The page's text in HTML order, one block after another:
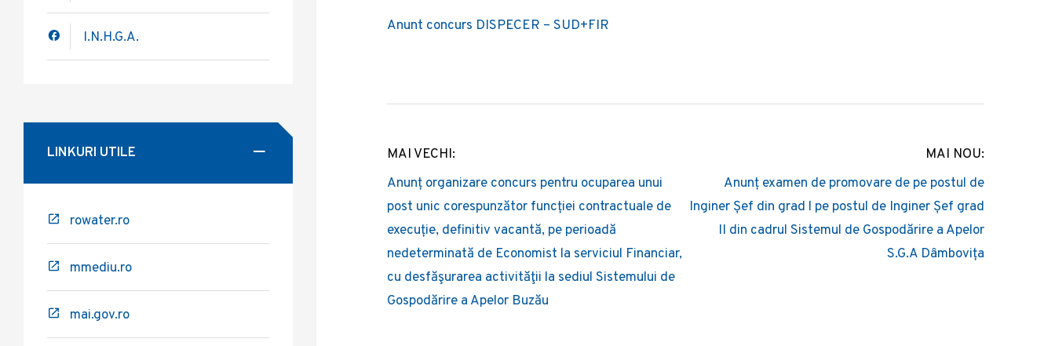
Anunt concurs DISPECER – SUD+FIR
Post
navigation
MAI VECHI:
Anunț organizare concurs pentru ocuparea unui
post unic corespunzător funcției contractuale de
execuție, definitiv vacantă, pe perioadă
nedeterminată de Economist la serviciul Financiar,
cu desfăşurarea activităţii la sediul Sistemului de
Gospodărire a Apelor Buzău
MAI NOU:
Anunț examen de promovare de pe postul de
Inginer Șef din grad l pe postul de Inginer Șef grad
II din cadrul Sistemul de Gospodărire a Apelor
S.G.A Dâmbovița
I.N.H.G.A.
LINKURI UTILE
rowater.ro
mmediu.ro
mai.gov.ro